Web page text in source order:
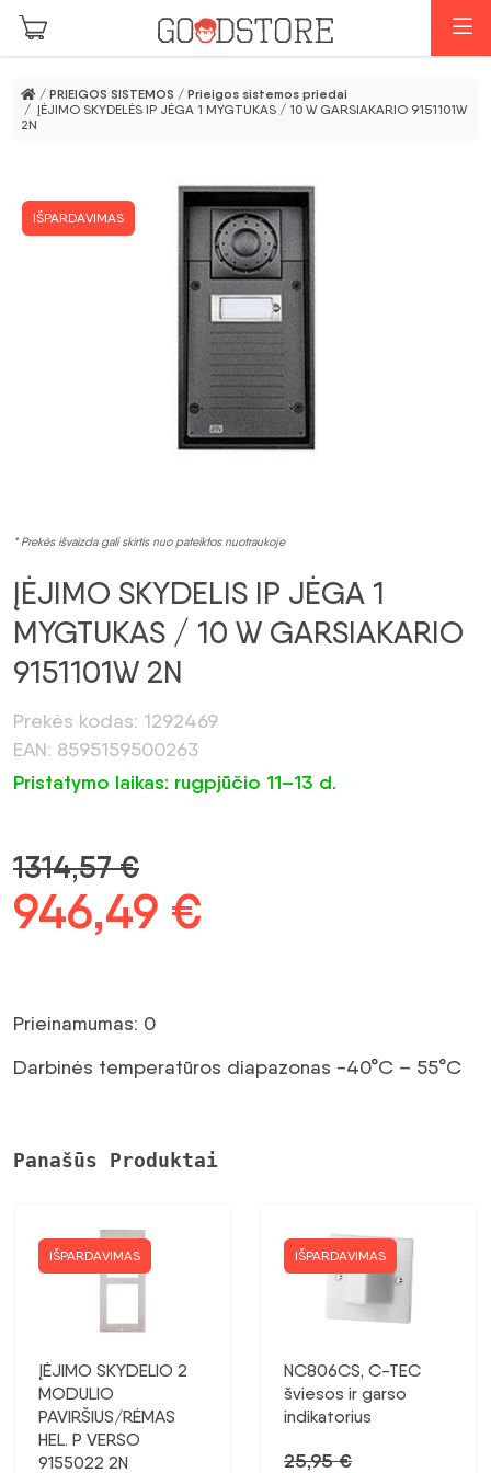
Pereiti prie pagrindinio turinio
/ PRIEIGOS SISTEMOS / Prieigos sistemos priedai
/ ĮĖJIMO SKYDELĖS IP JĖGA 1 MYGTUKAS / 10 W GARSIAKARIO 9151101W
2N
IŠPARDAVIMAS
* Prekės išvaizda gali skirtis nuo pateiktos nuotraukoje
ĮĖJIMO SKYDELIS IP JĖGA 1
MYGTUKAS / 10 W GARSIAKARIO
9151101W 2N
Prekės kodas: 1292469
EAN: 8595159500263
Pristatymo laikas: rugpjūčio 11–13 d.
1314,57€
Pradinė
buvo:
1314,57 €.
946,49 €
Prieinamumas: 0
Darbinės temperatūros diapazonas -40°C – 55°C
Panašūs Produktai
IŠPARDAVIMAS
ĮĖJIMO SKYDELIO 2
MODULIO
PAVIRŠIUS/RĖMAS
HEL. P VERSO
9155022 2N
IŠPARDAVIMAS
NC806CS, C-TEC
šviesos ir garso
indikatorius
25,95€